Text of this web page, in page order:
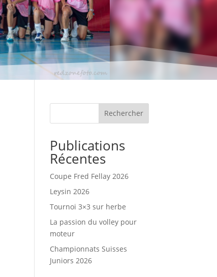
Rechercher
Publications
Récentes
Coupe Fred Fellay 2026
Leysin 2026
Tournoi 3×3 sur herbe
La passion du volley pour
moteur
Championnats Suisses
Juniors 2026